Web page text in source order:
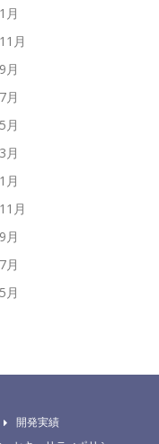
月
月
月
月
月
月
月
月
月
月
月
開発実績